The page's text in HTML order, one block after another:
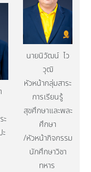
ะ
นายนิวัฒน์ ไว
วุฒิ
หัวหน้ากลุ่มสาระ
การเรียนรู้
สุขศึกษาและพละ
ศึกษา
/หัวหน้ากิจกรรม
นักศึกษาวิชา
ทหาร